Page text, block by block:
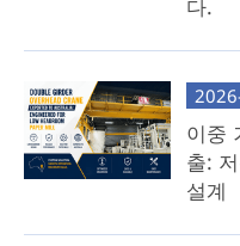
간편한 설치: 운송을
한의 노력으로 빠르
가장 적합한 대상:
는 배포를 우선시하
이중
출:
설계